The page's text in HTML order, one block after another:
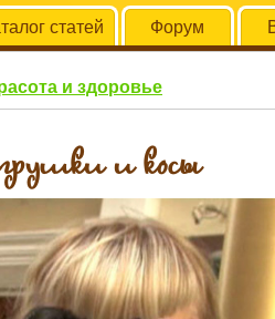
статей Форум
и здоровье
и косы